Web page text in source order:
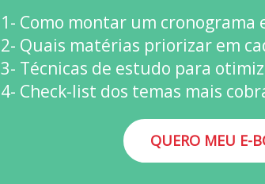
1- Como montar um cronograma
2- Quais matérias priorizar em
3- Técnicas de estudo para
4- Check-list dos temas mais
QUERO MEU E-